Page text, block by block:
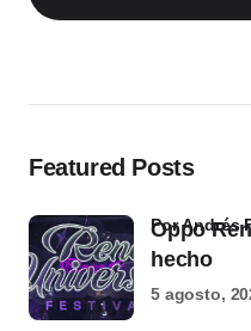
Featured Posts
Oppo
hecho
por Andrés
5 agosto,